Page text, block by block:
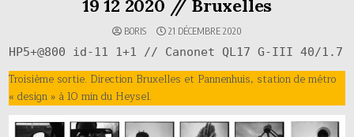
19 12 2020 // Bruxelles
BORIS 21 DÉCEMBRE 2020
HP5+@800 id-11 1+1 // Canonet QL17 G-III 40/1.7
Troisième sortie. Direction Bruxelles et Pannenhuis, station de métro
« design » à 10 min du Heysel.